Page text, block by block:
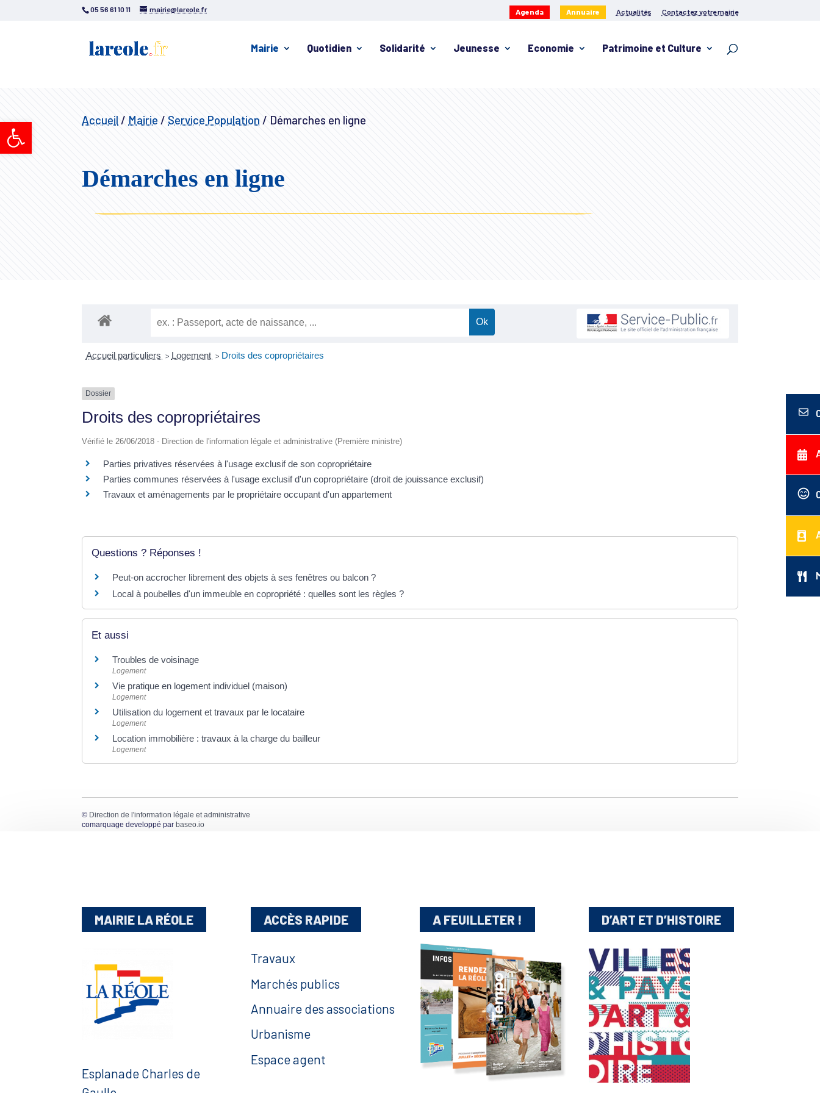
Ouvrir la barre d’outils
05 56 61 10 11 mairie@lareole.fr Agenda Annuaire Actualités Contactez votre mairie
Mairie Quotidien Solidarité Jeunesse Economie Patrimoine et Culture
Accueil / Mairie / Service Population / Démarches en ligne
Démarches en ligne
Accueil particuliers > Logement > Droits des copropriétaires
Dossier
Droits des copropriétaires
Vérifié le 26/06/2018 - Direction de l'information légale et administrative (Première ministre)
Parties privatives réservées à l'usage exclusif de son copropriétaire
Parties communes réservées à l'usage exclusif d'un copropriétaire (droit de jouissance exclusif)
Travaux et aménagements par le propriétaire occupant d'un appartement
Questions ? Réponses !
Peut-on accrocher librement des objets à ses fenêtres ou balcon ?
Local à poubelles d'un immeuble en copropriété : quelles sont les règles ?
Et aussi
Troubles de voisinage
Logement
Vie pratique en logement individuel (maison)
Logement
Utilisation du logement et travaux par le locataire
Logement
Location immobilière : travaux à la charge du bailleur
Logement
© Direction de l'information légale et administrative
comarquage developpé par baseo.io
MAIRIE LA RÉOLE
Esplanade Charles de
ACCÈS RAPIDE
Travaux
Marchés publics
Annuaire des associations
Urbanisme
Espace agent
A FEUILLETER ! D’ART ET D’HISTOIRE